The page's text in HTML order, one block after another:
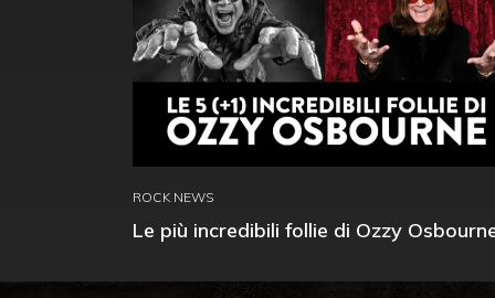
ROCK NEWS
Le più incredibili follie di Ozzy